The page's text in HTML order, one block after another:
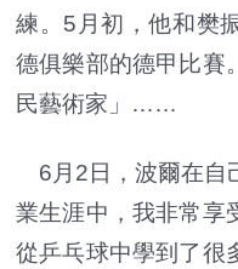
練。5月初，他和樊
德俱樂部的德甲比賽
民藝術家」……
6月2日，波爾在自
業生涯中，我非常享
從乒乓球中學到了很